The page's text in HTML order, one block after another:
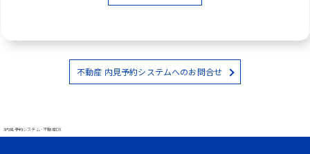
不動産 内見予約システムへのお問合せ
#内見予約システム - 不動産DX